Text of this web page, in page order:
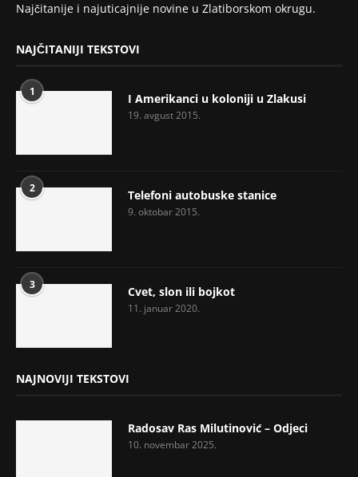
Najčitanije i najuticajnije novine u Zlatiborskom okrugu.
NAJČITANIJI TEKSTOVI
1 I Amerikanci u koloniji u Zlakusi
19. avgust 2015.
2 Telefoni autobuske stanice
9. oktobar 2015.
3 Cvet, slon ili bojkot
11. januar 2020.
NAJNOVIJI TEKSTOVI
Radosav Ras Milutinović – Odjeci
10. novembar 2025.